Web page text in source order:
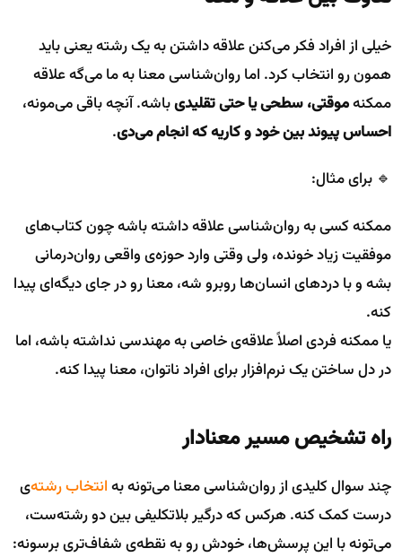
خیلی از افراد فکر می‌کنن علاقه‌ داشتن به یک رشته یعنی باید
همون رو انتخاب کرد. اما روان‌شناسی معنا به ما می‌گه علاقه
ممکنهموقتی، سطحی یا حتی تقلیدیباشه. آنچه باقی می‌مونه،
احساس پیوند بین خود و کاریه که انجام می‌دی.
🔹 برای مثال:
ممکنه کسی به روان‌شناسی علاقه داشته باشه چون کتاب‌های
موفقیت زیاد خونده، ولی وقتی وارد حوزه‌ی واقعی روان‌درمانی
بشه و با دردهای انسان‌ها روبرو شه، معنا رو در جای دیگه‌ای پیدا
کنه.
یا ممکنه فردی اصلاً علاقه‌ی خاصی به مهندسی نداشته باشه، اما
در دل ساختن یک نرم‌افزار برای افراد ناتوان، معنا پیدا کنه.
راه تشخیص مسیر معنادار
چند سوال کلیدی از روان‌شناسی معنا می‌تونه بهانتخاب رشته‌ی
درست کمک کنه. هرکس که درگیر بلاتکلیفی بین دو رشته‌ست،
می‌تونه با این پرسش‌ها، خودش رو به نقطه‌ی شفاف‌تری برسونه: